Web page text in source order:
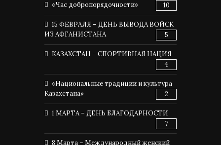
«Час добропорядочности» 10
15 ФЕВРАЛЯ – ДЕНЬ ВЫВОДА ВОЙСК
ИЗ АФГАНИСТАНА
5
КАЗАХСТАН – СПОРТИВНАЯ НАЦИЯ
4
«Национальные традиции и культура
Казахстана»
2
1 МАРТА – ДЕНЬ БЛАГОДАРНОСТИ
7
8 Марта – Международный женский